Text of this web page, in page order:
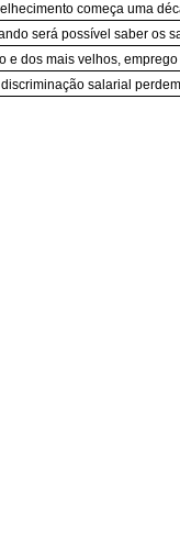
começa uma
será possível saber os
e dos mais velhos, emprego
salarial